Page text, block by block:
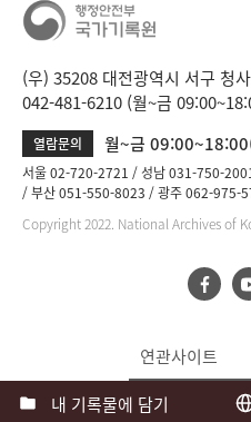
내 기록물에 담기
(우) 35208 대전광역시 서구 청
042-481-6210 (월~금
열람문의 월~금
서울 02-720-2721 성남 031-750-
부산 051-550-8023
광주 062-975-
Copyright 2022. National Archives of
연관사이트